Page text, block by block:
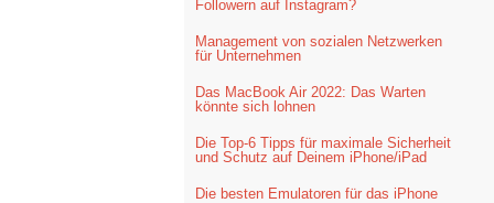
Followern auf Instagram?
Management von sozialen Netzwerken
für Unternehmen
Das MacBook Air 2022: Das Warten
könnte sich lohnen
Die Top-6 Tipps für maximale Sicherheit
und Schutz auf Deinem iPhone/iPad
Die besten Emulatoren für das iPhone